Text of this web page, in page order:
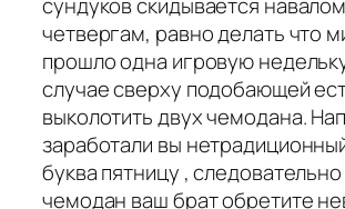
сундуков скидывается навалом
четвергам, равно делать что
прошло одна игровую
случае сверху подобающей
выколотить двух чемодана.
заработали вы
буква пятницу ,
чемодан ваш брат обретите